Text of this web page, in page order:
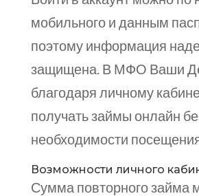
мобильного и данным
поэтому информация
защищена. В МФО Ваши
благодаря личному
получать займы онлайн
необходимости
Возможности личного
Сумма повторного займа